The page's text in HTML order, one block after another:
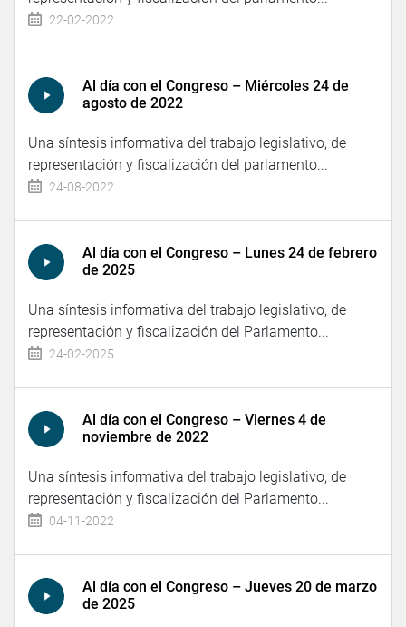
22-02-2022
Al día con el Congreso – Miércoles 24 de
agosto de 2022
Una síntesis informativa del trabajo legislativo, de
representación y fiscalización del parlamento...
24-08-2022
Al día con el Congreso – Lunes 24 de febrero
de 2025
Una síntesis informativa del trabajo legislativo, de
representación y fiscalización del Parlamento...
24-02-2025
Al día con el Congreso – Viernes 4 de
noviembre de 2022
Una síntesis informativa del trabajo legislativo, de
representación y fiscalización del Parlamento...
04-11-2022
Al día con el Congreso – Jueves 20 de marzo
de 2025